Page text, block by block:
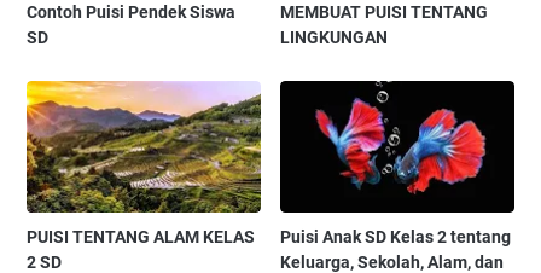
Contoh Puisi Pendek Siswa
SD
MEMBUAT PUISI TENTANG
LINGKUNGAN
PUISI TENTANG ALAM KELAS
2 SD
Puisi Anak SD Kelas 2 tentang
Keluarga, Sekolah, Alam, dan